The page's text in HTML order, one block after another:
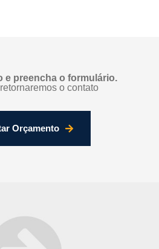
e preencha o formulário.
o contato
Orçamento